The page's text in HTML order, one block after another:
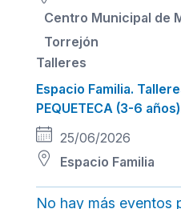
Centro Municipal de
Torrejón
Talleres
Espacio Familia.
PEQUETECA (3-6
25/06/2026
Espacio Familia
No hay más eventos